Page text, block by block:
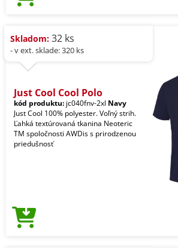
Skladom: 32 ks
- v ext. sklade: 320 ks
Just Cool Cool Polo
kód produktu: jc040fnv-2xl Navy
Just Cool 100% polyester. Voľný strih.
Ľahká textúrovaná tkanina Neoteric
TM spoločnosti AWDis s prirodzenou
priedušnosť